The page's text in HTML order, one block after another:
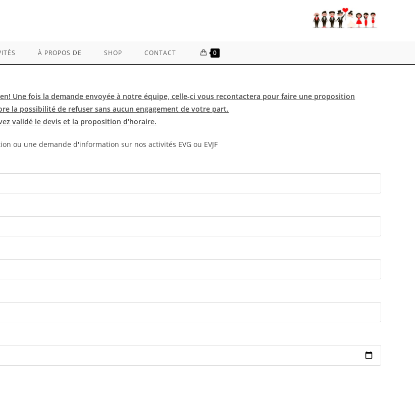
À PROPOS DE SHOP CONTACT 0
Une fois la demande envoyée à notre équipe, celle-ci vous recontactera pour faire une proposition
la possibilité de refuser sans aucun engagement de votre part.
validé le devis et la proposition d'horaire.
ou une demande d'information sur nos activités EVG ou EVJF